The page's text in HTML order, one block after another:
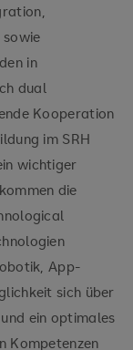
in
dual
Kooperation
im SRH
wichtiger
die
App-
sich über
ein optimales
Kompetenzen